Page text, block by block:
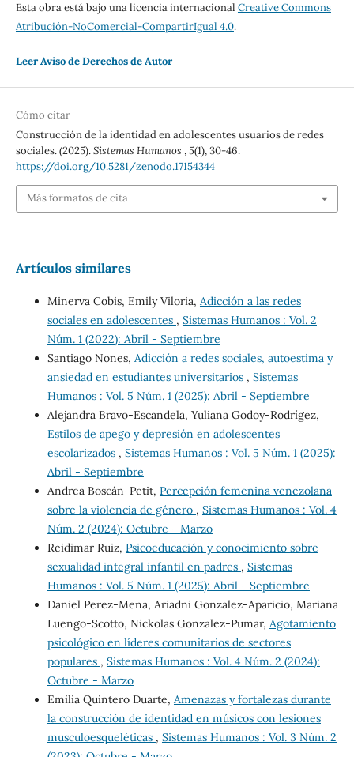
Esta obra está bajo una licencia internacional Creative Commons
Atribución-NoComercial-CompartirIgual 4.0.
Leer Aviso de Derechos de Autor
Cómo citar
Construcción de la identidad en adolescentes usuarios de redes
sociales. (2025).Sistemas Humanos ,5(1), 30-46.
https://doi.org/10.5281/zenodo.17154344
Más formatos de cita
Artículos similares
Minerva Cobis, Emily Viloria, Adicción a las redes
sociales en adolescentes , Sistemas Humanos : Vol. 2
Núm. 1 (2022): Abril - Septiembre
Santiago Nones, Adicción a redes sociales, autoestima y
ansiedad en estudiantes universitarios , Sistemas
Humanos : Vol. 5 Núm. 1 (2025): Abril - Septiembre
Alejandra Bravo-Escandela, Yuliana Godoy-Rodrígez,
Estilos de apego y depresión en adolescentes
escolarizados , Sistemas Humanos : Vol. 5 Núm. 1 (2025):
Abril - Septiembre
Andrea Boscán-Petit, Percepción femenina venezolana
sobre la violencia de género , Sistemas Humanos : Vol. 4
Núm. 2 (2024): Octubre - Marzo
Reidimar Ruiz, Psicoeducación y conocimiento sobre
sexualidad integral infantil en padres , Sistemas
Humanos : Vol. 5 Núm. 1 (2025): Abril - Septiembre
Daniel Perez-Mena, Ariadni Gonzalez-Aparicio, Mariana
Luengo-Scotto, Nickolas Gonzalez-Pumar, Agotamiento
psicológico en líderes comunitarios de sectores
populares , Sistemas Humanos : Vol. 4 Núm. 2 (2024):
Octubre - Marzo
Emilia Quintero Duarte, Amenazas y fortalezas durante
la construcción de identidad en músicos con lesiones
musculoesqueléticas , Sistemas Humanos : Vol. 3 Núm. 2